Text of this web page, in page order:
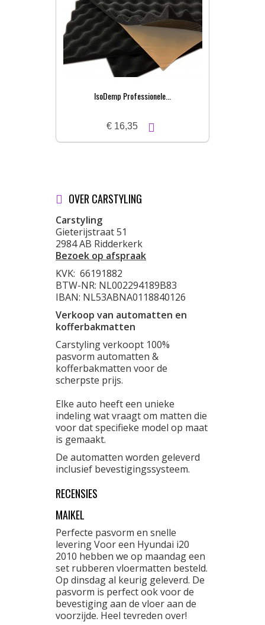
IsoDemp Professionele...
€ 16,35
OVER CARSTYLING
Carstyling
Gieterijstraat 51
2984 AB Ridderkerk
Bezoek op afspraak
KVK: 66191882
BTW-NR: NL002294189B83
IBAN: NL53ABNA0118840126
Verkoop van automatten en
kofferbakmatten
Carstyling verkoopt 100%
pasvorm automatten &
kofferbakmatten voor de
scherpste prijs.
Elke auto heeft een unieke
indeling wat vraagt om matten die
voor dat specifieke model op maat
is gemaakt.
De automatten worden geleverd
inclusief bevestigingssysteem.
RECENSIES
MAIKEL
Perfecte pasvorm en snelle
levering Voor een Hyundai i20
2010 hebben we op maandag een
set rubberen vloermatten besteld.
Op dinsdag al keurig geleverd. De
pasvorm is perfect ook voor de
bevestiging aan de vloer aan de
voorzijde. Heel tevreden over!